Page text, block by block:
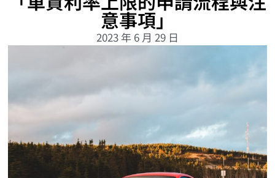
意事項」
2023 年 6 月 29 日